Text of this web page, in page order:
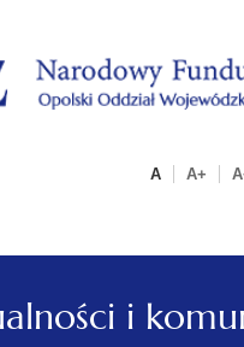
A A+
i